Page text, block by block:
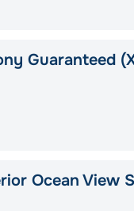
Guaranteed
Ocean View